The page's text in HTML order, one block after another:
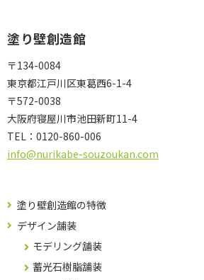
塗り壁創造館
〒134-0084
東京都江戸川区東葛西6-1-4
〒572-0038
大阪府寝屋川市池田新町11-4
TEL： 0120-860-006
info@nurikabe-souzoukan.com
塗り壁創造館の特徴
デザイン舗装
モデリング舗装
蓄光石樹脂舗装